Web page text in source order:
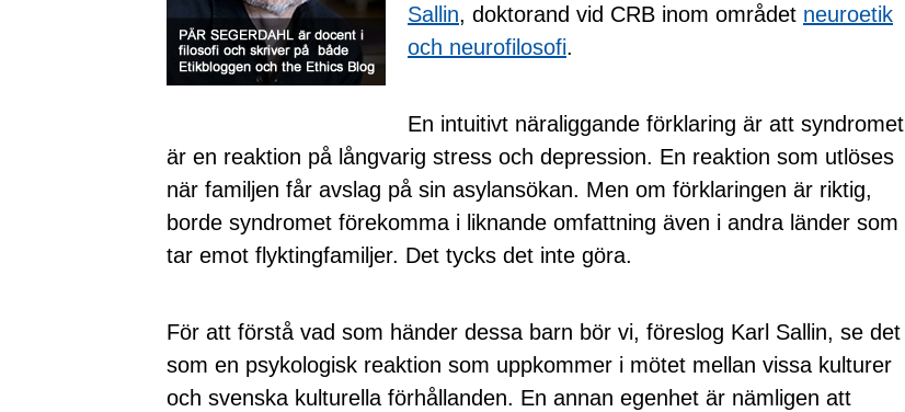
Sallin, doktorand vid CRB inom området neuroetik
och neurofilosofi.
En intuitivt näraliggande förklaring är att syndromet
är en reaktion på långvarig stress och depression. En reaktion som utlöses
när familjen får avslag på sin asylansökan. Men om förklaringen är riktig,
borde syndromet förekomma i liknande omfattning även i andra länder som
tar emot flyktingfamiljer. Det tycks det inte göra.
För att förstå vad som händer dessa barn bör vi, föreslog Karl Sallin, se det
som en psykologisk reaktion som uppkommer i mötet mellan vissa kulturer
och svenska kulturella förhållanden. En annan egenhet är nämligen att